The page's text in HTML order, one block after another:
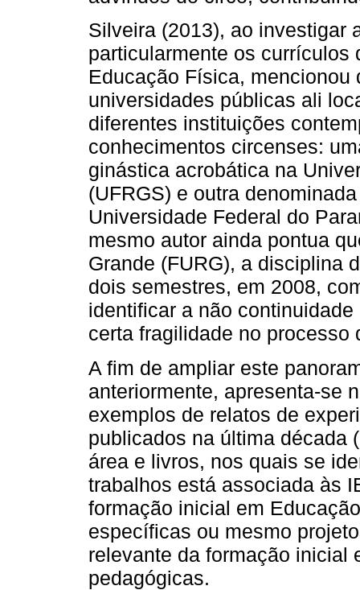
Silveira (2013), ao investigar
particularmente os
Educação Física,
universidades públicas ali
diferentes instituições
conhecimentos circenses:
ginástica acrobática na
(UFRGS) e outra
Universidade Federal do
mesmo autor ainda pontua
Grande (FURG), a disciplina
dois semestres, em 2008,
identificar a não
certa fragilidade no processo
A fim de ampliar este
anteriormente, apresenta-se
exemplos de relatos de
publicados na última década
área e livros, nos quais se
trabalhos está associada às
formação inicial em
específicas ou mesmo
relevante da formação inicial
pedagógicas.